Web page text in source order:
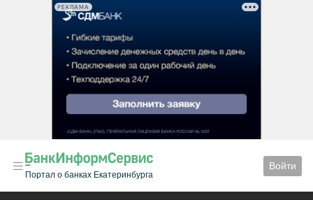
РЕКЛАМА
Портал о банках Екатеринбурга
Войти